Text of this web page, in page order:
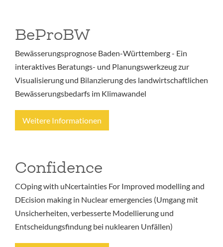
BeProBW
Bewässerungsprognose Baden-Württemberg - Ein
interaktives Beratungs- und Planungswerkzeug zur
Visualisierung und Bilanzierung des landwirtschaftlichen
Bewässerungsbedarfs im Klimawandel
Weitere Informationen
Confidence
COping with uNcertainties For Improved modelling and
DEcision making in Nuclear emergencies (Umgang mit
Unsicherheiten, verbesserte Modellierung und
Entscheidungsfindung bei nuklearen Unfällen)